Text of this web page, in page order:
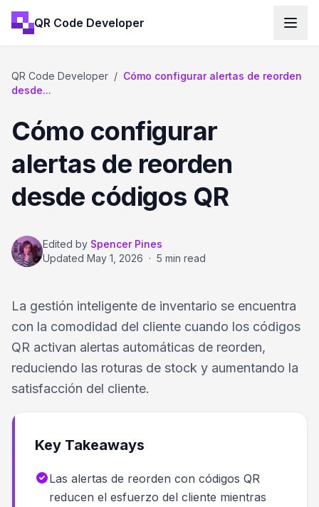
QR Code Developer
QR Code Developer / Cómo configurar alertas de reorden
desde...
Cómo configurar
alertas de reorden
desde códigos QR
Edited by Spencer Pines
Updated May 1, 2026 · 5 min read
La gestión inteligente de inventario se encuentra
con la comodidad del cliente cuando los códigos
QR activan alertas automáticas de reorden,
reduciendo las roturas de stock y aumentando la
satisfacción del cliente.
Key Takeaways
Las alertas de reorden con códigos QR
reducen el esfuerzo del cliente mientras